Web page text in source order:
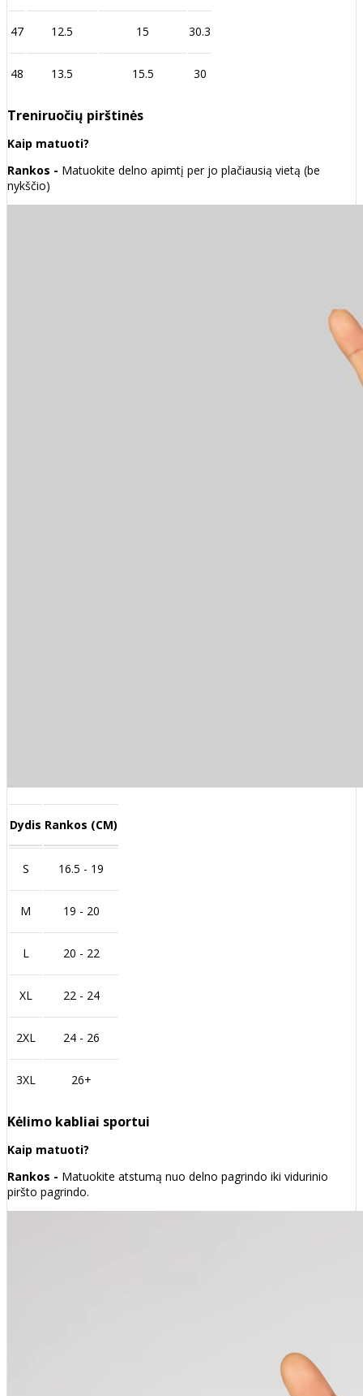
47 12.5 15 30.3
48 13.5 15.5 30
Treniruočių pirštinės
Kaip matuoti?
Rankos - Matuokite delno apimtį per jo plačiausią vietą (be
nykščio)
Dydis Rankos (CM)
S 16.5 - 19
M 19 - 20
L 20 - 22
XL 22 - 24
2XL 24 - 26
3XL 26+
Kėlimo kabliai sportui
Kaip matuoti?
Rankos - Matuokite atstumą nuo delno pagrindo iki vidurinio
piršto pagrindo.